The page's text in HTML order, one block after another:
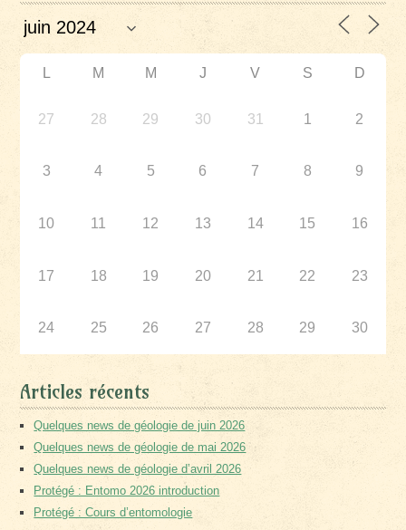
L M M J V S D
27 28 29 30 31 1 2
3 4 5 6 7 8 9
10 11 12 13 14 15 16
17 18 19 20 21 22 23
24 25 26 27 28 29 30
Articles récents
Quelques news de géologie de juin 2026
Quelques news de géologie de mai 2026
Quelques news de géologie d’avril 2026
Protégé : Entomo 2026 introduction
Protégé : Cours d’entomologie